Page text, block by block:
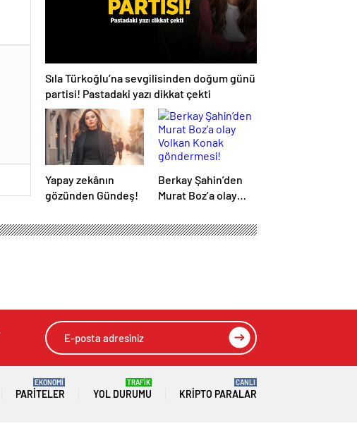
Sıla Türkoğlu’na sevgilisinden doğum günü
partisi! Pastadaki yazı dikkat çekti
Yapay zekânın
gözünden Gündeş!
Berkay Şahin’den
Murat Boz’a olay
göndermesi!
PARITELER
EKONOMİ
YOL DURUMU
TRAFİK
KRIPTO PARALAR
CANLI